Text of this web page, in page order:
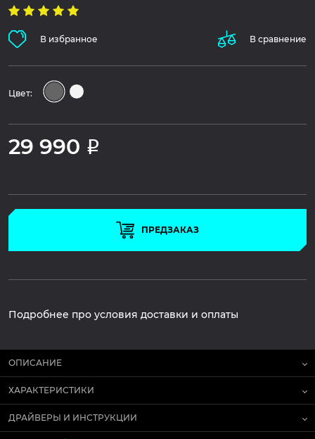
В избранное В сравнение
Цвет:
29 990 Р
ПРЕДЗАКАЗ
Подробнее про условия доставки и оплаты
ОПИСАНИЕ
ХАРАКТЕРИСТИКИ
ДРАЙВЕРЫ И ИНСТРУКЦИИ